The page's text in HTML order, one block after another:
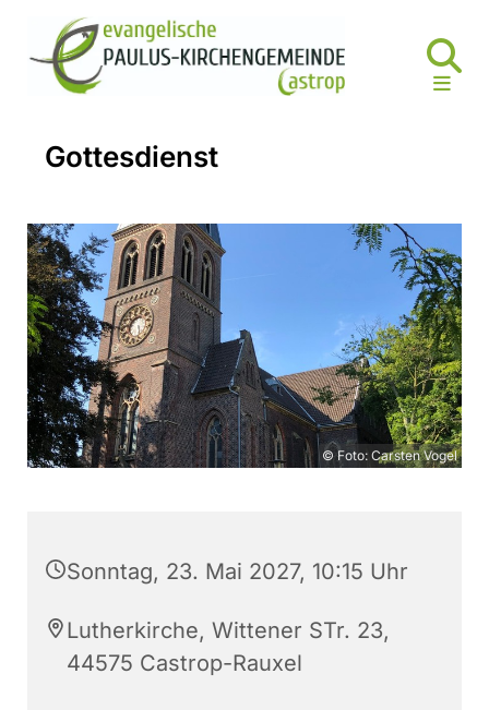
Gottesdienst
© Foto: Carsten Vogel
Sonntag, 23. Mai 2027, 10:15 Uhr
Lutherkirche, Wittener STr. 23,
44575 Castrop-Rauxel